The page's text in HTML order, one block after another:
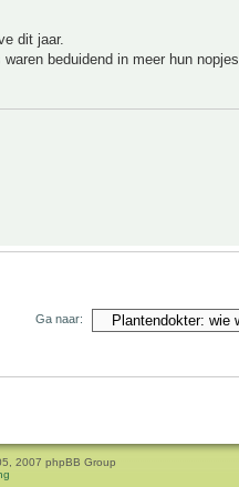
dit jaar.
beduidend in meer hun
Ga naar:
2007 phpBB Group